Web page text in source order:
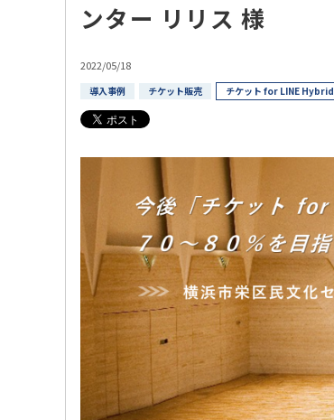
ンター リリス 様
2022/05/18
導入事例 チケット販売 チケット for LINE Hybrid